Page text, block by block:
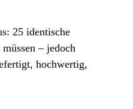
25 identische
– jedoch
hochwertig,